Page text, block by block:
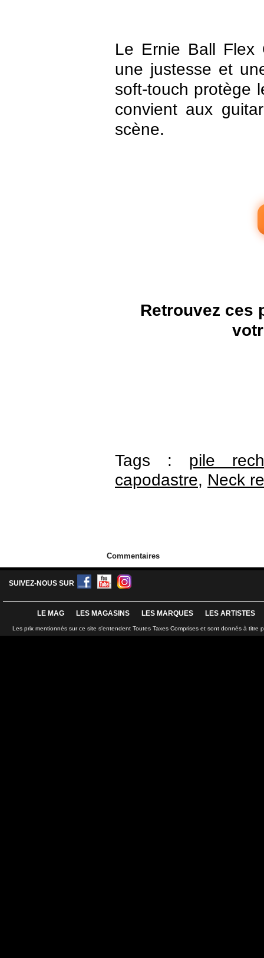
Le Ernie Ball Flex
une justesse et
soft-touch protège
convient aux
scène.
Retrouvez ces
Tags : pile
capodastre, Neck
Commentaires
SUIVEZ-NOUS SUR
LE MAG LES MAGASINS LES MARQUES LES ARTISTES
Les prix mentionnés sur ce site s'entendent Toutes Taxes Comprises et sont donnés à